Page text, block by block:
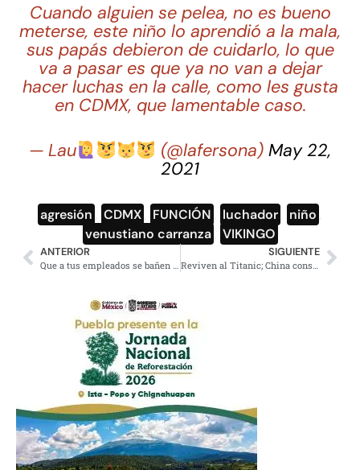
Cuando alguien se pelea, no es bueno
meterse, este niño lo aprendió a la mala,
sus papás debieron de cuidarlo, lo que
va a pasar es que ya no van a dejar
hacer luchas en la calle, como les gusta
en CDMX, que lamentable caso.
— Lau (@lafersona) May 22,
2021
agresión CDMX FUNCIÓN luchador niño
venustiano carranza
VIKINGO
ANTERIOR SIGUIENTE